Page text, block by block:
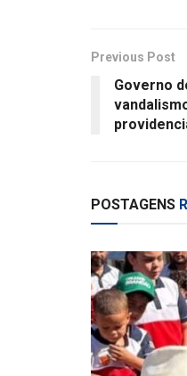
Previous Post
Governo
POSTAGENS